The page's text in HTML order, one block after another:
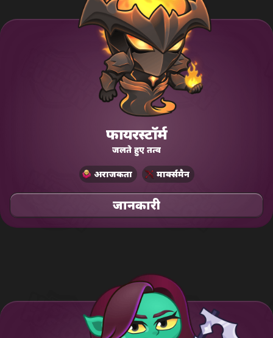
फायरस्टॉर्म
जलते हुए तत्व
अराजकता मार्क्समैन
जानकारी